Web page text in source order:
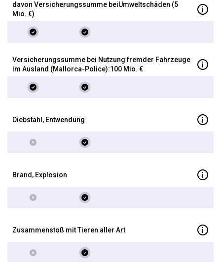
davon Ver­sicherungs­summe beiUm­welt­schäden (5
Mio. €)
Versicherungssumme bei Nutzung fremder Fahrzeuge
im Ausland (Mallorca-Police):100 Mio. €
Dieb­stahl, Entwendung
Brand, Explosion
Zusammen­stoß mit Tieren aller Art